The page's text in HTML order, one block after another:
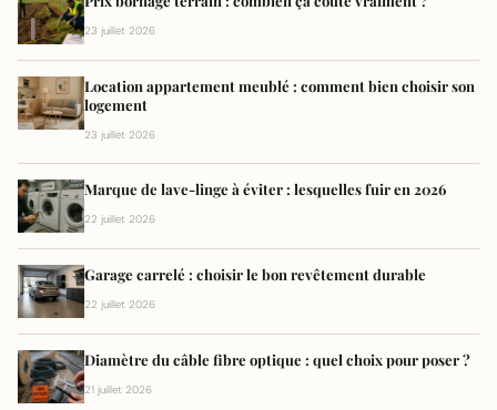
23 juillet 2026
Location appartement meublé : comment bien choisir son
logement
23 juillet 2026
Marque de lave-linge à éviter : lesquelles fuir en 2026
22 juillet 2026
Garage carrelé : choisir le bon revêtement durable
22 juillet 2026
Diamètre du câble fibre optique : quel choix pour poser ?
21 juillet 2026